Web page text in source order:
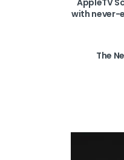
AppleTV
with never-
The